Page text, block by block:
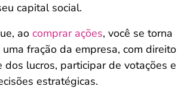
capital social.
ao comprar ações, você se torna
fração da empresa, com direito
dos lucros, participar de votações e
estratégicas.